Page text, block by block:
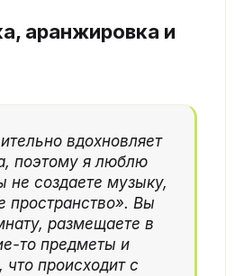
аранжировка и
вдохновляет
поэтому я люблю
не создаете музыку,
пространство». Вы
размещаете в
то предметы и
что происходит с